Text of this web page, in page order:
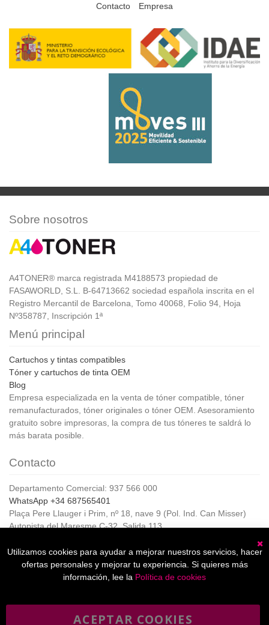
Contacto
Empresa
Sobre nosotros
A4TONER® marca registrada M4188573 propiedad de
FASAWORLD, S.L. B-64713662 sociedad española inscrita en el
Registro Mercantil de Barcelona, Tomo 40068, Folio 94, Hoja
Nº358787, Inscripción 1ª
Menú principal
Cartuchos y tintas compatibles
Tóner y cartuchos de tinta OEM
Blog
Empresa especializada en la venta de tóner compatible, tóner
remanufacturados, tóner originales o tóner OEM. Asesoramiento
gratuito sobre impresoras, la compra de tus tóneres te saldrá lo
más barata posible.
Contacto
Departamento Comercial: 937 566 000
WhatsApp +34 687565401
Plaça Pere Llauger i Prim, nº 18, nave 9 (Pol. Ind. Can Misser)
Autopista del Maresme C-32, Salida 113
Horario de Atención al cliente:
De lunes a jueves de 8:00 a 17:00,
Viernes de 8:00 a 15:00
Utilizamos cookies para ayudar a mejorar nuestros servicios, hacer
ofertas personales y mejorar tu experiencia. Si quieres más
información, lee la Política de cookies
ACEPTAR COOKIES